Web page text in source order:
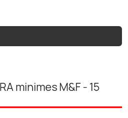
minimes M&F - 15